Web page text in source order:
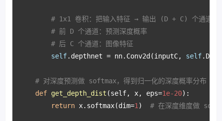
# 1x1 卷积：把输入特征 → 输出 (D + C) 个通道
# 前 D 个通道：预测深度概率
# 后 C 个通道：图像特征
self.depthnet = nn.Conv2d(inputC, self.D +
# 对深度预测做 softmax，得到归一化的深度概率分布
def get_depth_dist (self, x, eps=1e-20):
return x.softmax(dim=1 ) # 在深度维度做